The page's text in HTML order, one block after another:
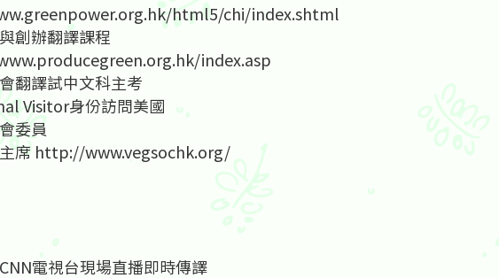
html5/chi/index.shtml
創辦翻譯課程
index.asp
翻譯試中文科主考
Visitor身份訪問美國
委員
席 http://www.vegsochk.org/
電視台現場直播即時傳譯